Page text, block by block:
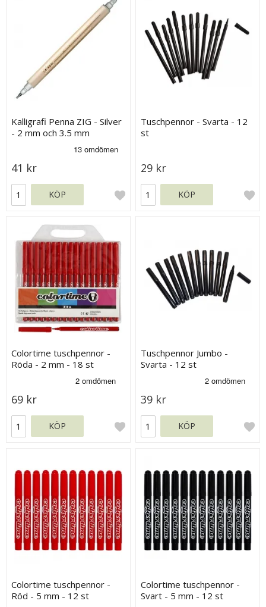
Kalligrafi Penna ZIG - Silver
- 2 mm och 3.5 mm
41 kr
KÖP
Tuschpennor - Svarta - 12
st
29 kr
KÖP
Colortime tuschpennor -
Röda - 2 mm - 18 st
69 kr
KÖP
Tuschpennor Jumbo -
Svarta - 12 st
39 kr
KÖP
Colortime tuschpennor -
Röd - 5 mm - 12 st
Colortime tuschpennor -
Svart - 5 mm - 12 st